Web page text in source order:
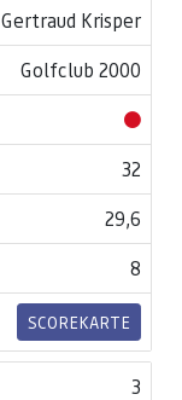
Gertraud Krisper
Golfclub 2000
32
29,6
8
SCOREKARTE
3